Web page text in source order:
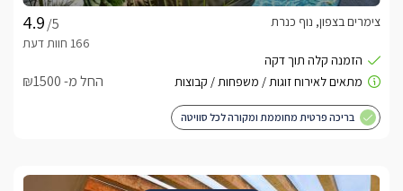
/5
צימרים בצפון, נוף כנרת
החל מ- ₪1500
בריכה פרטית מחוממת ומקורה לכל סוויטה